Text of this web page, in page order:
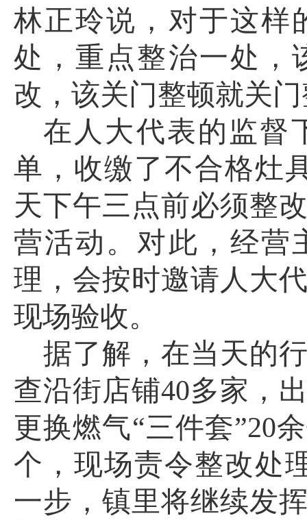
林正玲说，对于这样
处，重点整治一处，
改，该关门整顿就关
在人大代表的监督
单，收缴了不合格灶
天下午三点前必须整
营活动。对此，经营
理，会按时邀请人大
现场验收。
据了解，在当天的
查沿街店铺40多家，
更换燃气“三件套”20
个，现场责令整改处
一步，镇里将继续发